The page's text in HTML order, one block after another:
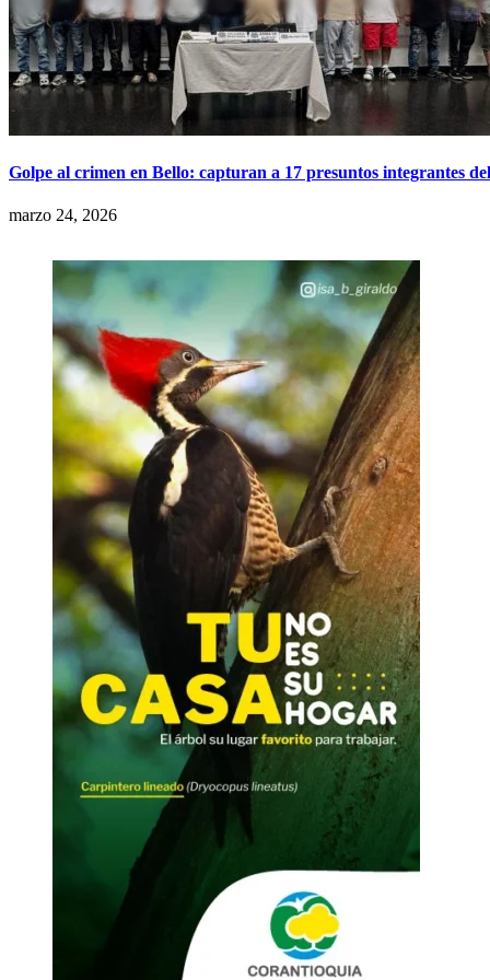
Golpe al crimen en Bello: capturan a 17 presuntos integrantes
marzo 24, 2026